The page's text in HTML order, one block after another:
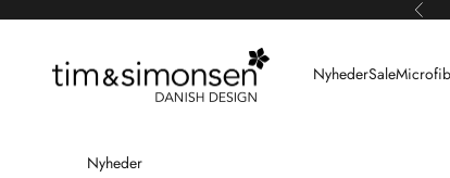
Forrige
Tim & Simonsen
NyhederSale
Nyheder